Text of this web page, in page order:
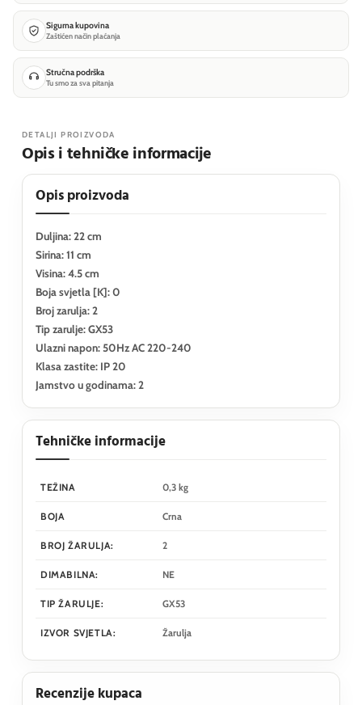
Sigurna kupovina
Zaštićen način plaćanja
Stručna podrška
Tu smo za sva pitanja
DETALJI PROIZVODA
Opis i tehničke informacije
Opis proizvoda
Duljina: 22 cm
Sirina: 11 cm
Visina: 4.5 cm
Boja svjetla [K]: 0
Broj zarulja: 2
Tip zarulje: GX53
Ulazni napon: 50Hz AC 220-240
Klasa zastite: IP 20
Jamstvo u godinama: 2
Tehničke informacije
TEŽINA 0,3 kg
BOJA Crna
BROJ ŽARULJA: 2
DIMABILNA: NE
TIP ŽARULJE: GX53
IZVOR SVJETLA: Žarulja
Recenzije kupaca